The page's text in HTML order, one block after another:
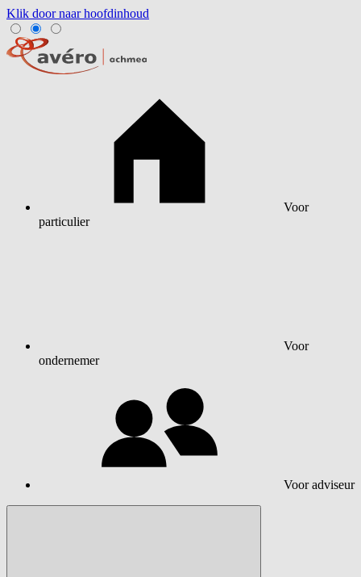
Klik door naar hoofdinhoud
Voor
particulier
Voor
ondernemer
Voor adviseur